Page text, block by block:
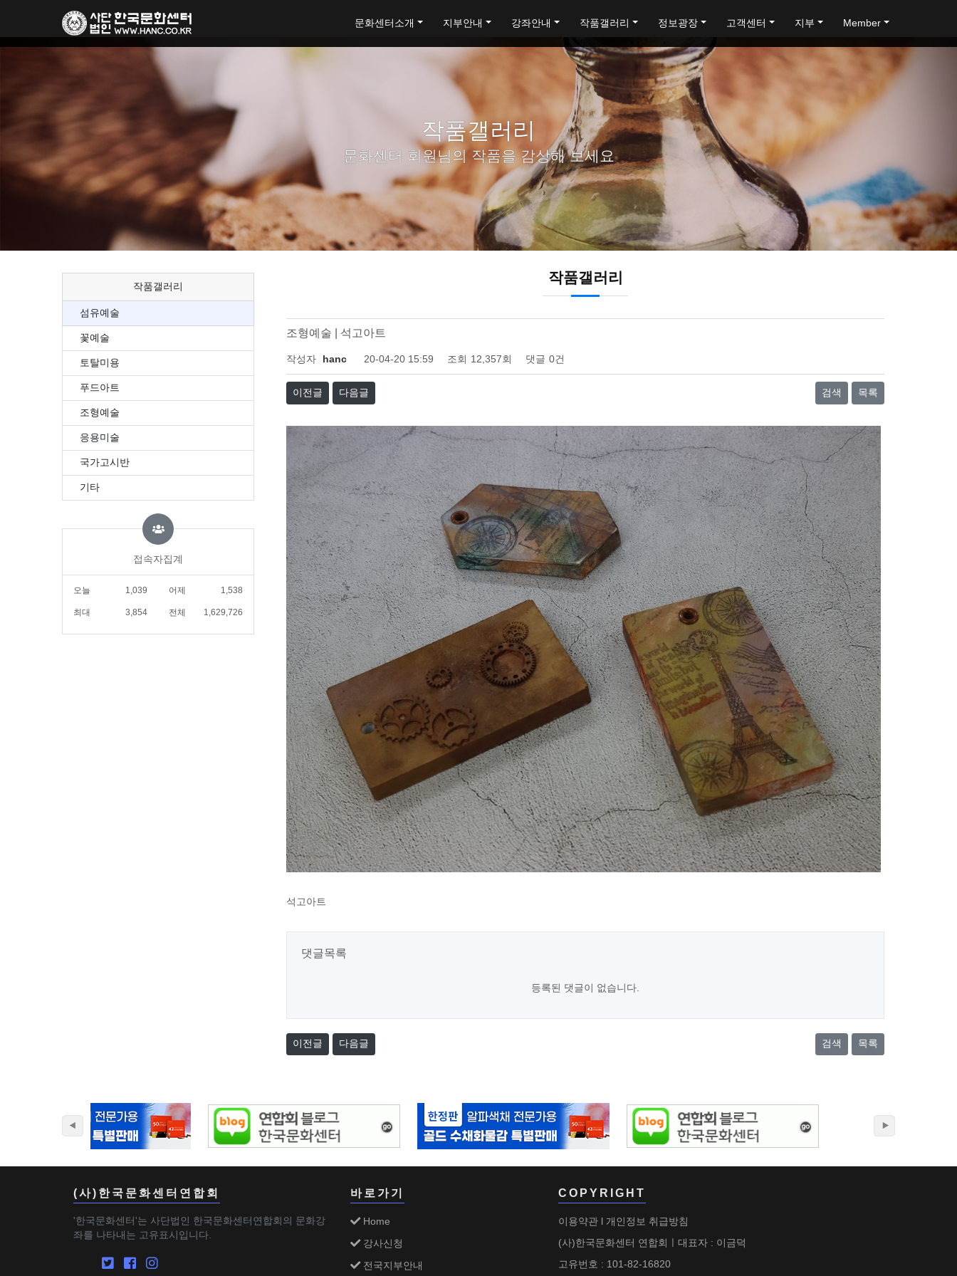
문화센터소개 지부안내 강좌안내 작품갤러리 정보광장 고객센터 지부 Member
작품갤러리
문화센터 회원님의 작품을 감상해 보세요
작품갤러리
섬유예술
꽃예술
토탈미용
푸드아트
조형예술
응용미술
국가고시반
기타
접속자집계
오늘 1,039 어제 1,538
최대 3,854 전체 1,629,726
작품갤러리
조형예술 | 석고아트
작성자 hanc 20-04-20 15:59 조회 12,357회 댓글 0건
이전글 다음글 검색 목록
석고아트
댓글목록
등록된 댓글이 없습니다.
이전글 다음글 검색 목록
(사)한국문화센터연합회
'한국문화센터'는 사단법인 한국문화센터연합회의 문화강
좌를 나타내는 고유표시입니다.
바로가기
Home
강사신청
전국지부안내
COPYRIGHT
이용약관 개인정보 취급방침
(사)한국문화센터 연합회ㅣ대표자 : 이금덕
고유번호 : 101-82-16820